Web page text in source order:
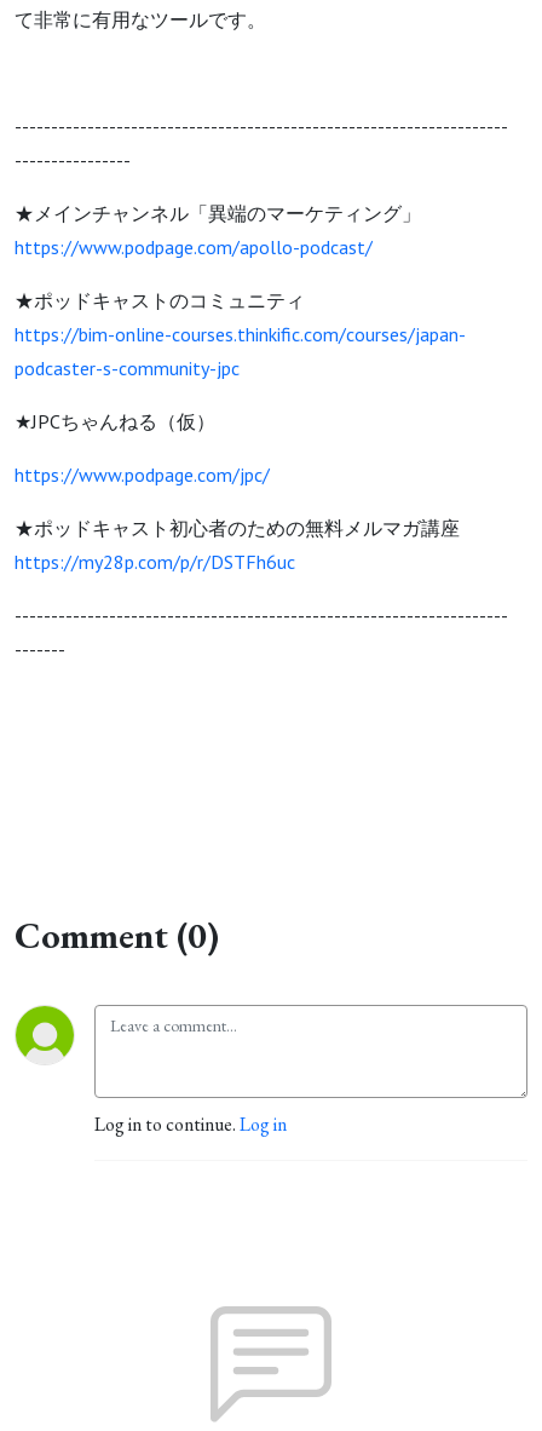
て非常に有用なツールです。
--------------------------------------------------------------------
----------------
★メインチャンネル「異端のマーケティング」
https://www.podpage.com/apollo-podcast/
★ポッドキャストのコミュニティ
https://bim-online-courses.thinkific.com/courses/japan-
podcaster-s-community-jpc
★JPCちゃんねる（仮）
https://www.podpage.com/jpc/
★ポッドキャスト初心者のための無料メルマガ講座
https://my28p.com/p/r/DSTFh6uc
--------------------------------------------------------------------
-------
Comment (0)
Log in to continue.Log in